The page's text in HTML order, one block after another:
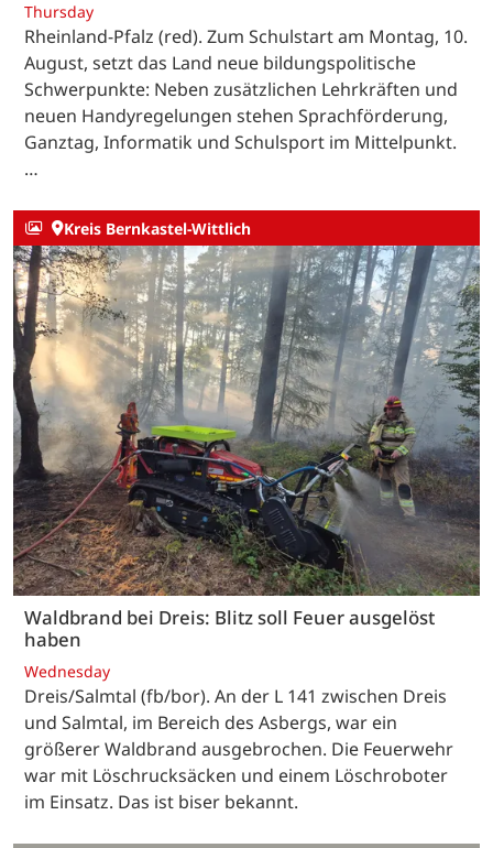
Thursday
Rheinland-Pfalz (red). Zum Schulstart am Montag, 10.
August, setzt das Land neue bildungspolitische
Schwerpunkte: Neben zusätzlichen Lehrkräften und
neuen Handyregelungen stehen Sprachförderung,
Ganztag, Informatik und Schulsport im Mittelpunkt.
…
Kreis Bernkastel-Wittlich
Waldbrand bei Dreis: Blitz soll Feuer ausgelöst
haben
Wednesday
Dreis/Salmtal (fb/bor). An der L 141 zwischen Dreis
und Salmtal, im Bereich des Asbergs, war ein
größerer Waldbrand ausgebrochen. Die Feuerwehr
war mit Löschrucksäcken und einem Löschroboter
im Einsatz. Das ist biser bekannt.